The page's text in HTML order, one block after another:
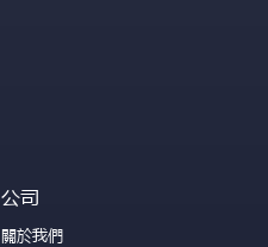
公司
關於我們